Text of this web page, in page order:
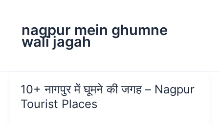
nagpur mein ghumne
wali jagah
10+ नागपुर में घूमने की जगह – Nagpur
Tourist Places